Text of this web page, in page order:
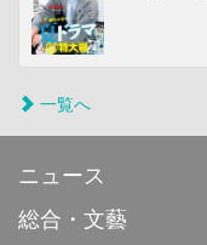
一覧へ
ニュース
総合・文藝